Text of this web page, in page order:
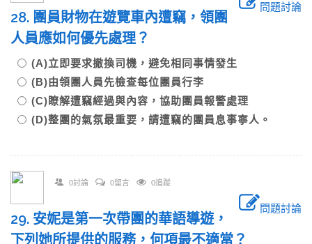
問題討論
28. 團員財物在遊覽車內遭竊，領團
人員應如何優先處理？
(A)立即要求撤換司機，避免相同事情發生
(B)由領團人員先檢查每位團員行李
(C)瞭解遭竊經過與內容，協助團員報警處理
(D)整團的氣氛最重要，請遭竊的團員息事寧人。
0討論 0留言 0追蹤
問題討論
29. 安妮是第一次帶團的華語導遊，
下列她所提供的服務，何項最不適當？